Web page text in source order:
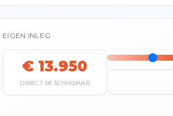
EIGEN INLEG
€ 13.950
DIRECT BESCHIKBAAR